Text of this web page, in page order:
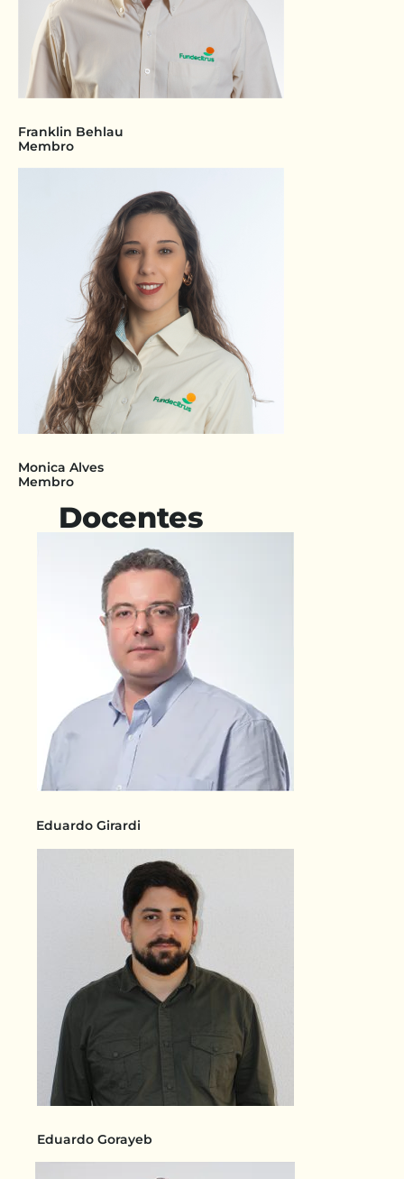
Franklin Behlau
Membro
Monica Alves
Membro
Docentes
Eduardo Girardi
Eduardo Gorayeb